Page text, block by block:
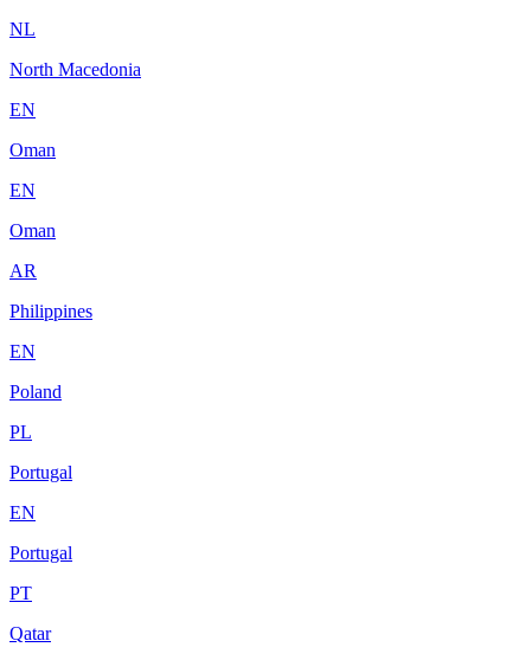
NL
North Macedonia
EN
Oman
EN
Oman
AR
Philippines
EN
Poland
PL
Portugal
EN
Portugal
PT
Qatar